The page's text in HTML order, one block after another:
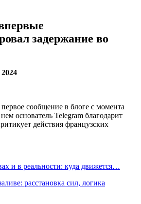
задержание во
сообщение в блоге с момента
основатель Telegram благодарит
действия французских
и в реальности: куда движется…
расстановка сил, логика